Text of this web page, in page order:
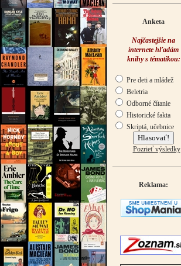
Anketa
Najčastejšie na
internete hľadám
knihy s tématikou:
Pre deti a mládež
Beletria
Odborné čítanie
Historické fakta
Skriptá, učebnice
Pozrieť výsledky
Reklama: